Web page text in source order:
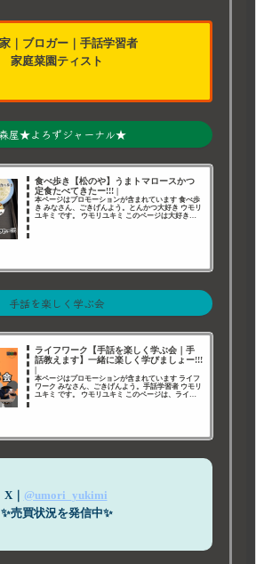
｜ ブロガー ｜ 手話学習者
家庭菜園ティスト
屋★よろずジャーナル★
食べ歩き【松のや】うまトマロースかつ
定食たべてきたー!!! |
本ページはプロモーションが含まれています 食べ歩
き みなさん、ごきげんよう。とんかつ大好き ウモリ
ユキミ です。 ウモリユキミ このページは大好きな
手話を楽しく学ぶ会
ライフワーク【手話を楽しく学ぶ会｜手
話教えます】一緒に楽しく学びましょー!!!
|
本ページはプロモーションが含まれています ライフ
ワーク みなさん、ごきげんよう。手話学習者 ウモリ
ユキミ です。 ウモリユキミ このページは、ライフ
X｜ @umori_yukimi
✨売買状況を発信中✨